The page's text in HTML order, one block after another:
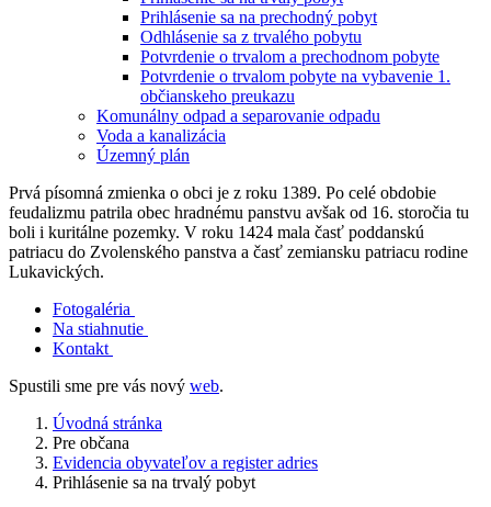
Prihlásenie sa na prechodný pobyt
Odhlásenie sa z trvalého pobytu
Potvrdenie o trvalom a prechodnom pobyte
Potvrdenie o trvalom pobyte na vybavenie 1.
občianskeho preukazu
Komunálny odpad a separovanie odpadu
Voda a kanalizácia
Územný plán
Prvá písomná zmienka o obci je z roku 1389. Po celé obdobie
feudalizmu patrila obec hradnému panstvu avšak od 16. storočia tu
boli i kuritálne pozemky. V roku 1424 mala časť poddanskú
patriacu do Zvolenského panstva a časť zemiansku patriacu rodine
Lukavických.
Fotogaléria
Na stiahnutie
Kontakt
Spustili sme pre vás nový web.
Úvodná stránka
Pre občana
Evidencia obyvateľov a register adries
Prihlásenie sa na trvalý pobyt